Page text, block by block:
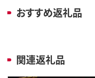
おすすめ返礼品
関連返礼品